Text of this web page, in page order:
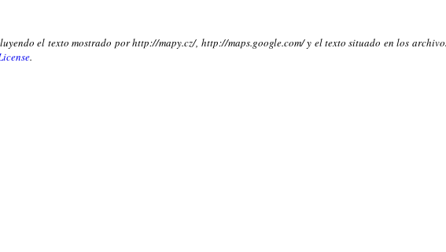
el texto mostrado por http://mapy.cz/, http://maps.google.com/ y el texto situado en los
.